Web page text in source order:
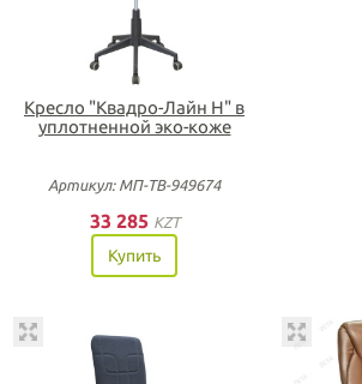
Кресло "Квадро-Лайн Н" в
уплотненной эко-коже
Артикул: МП-ТВ-949674
33 285 KZT
Купить